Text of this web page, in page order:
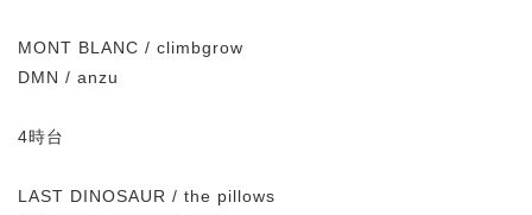
MONT BLANC / climbgrow
DMN / anzu
4時台
LAST DINOSAUR / the pillows